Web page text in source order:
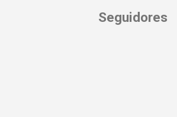
Seguidores